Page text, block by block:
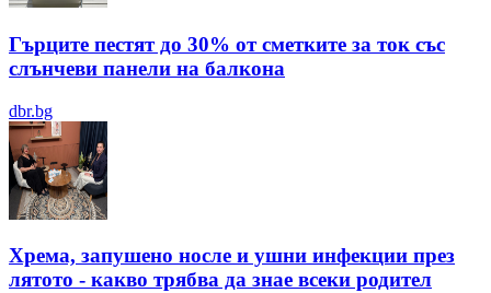
Гърците пестят до 30% от сметките за ток със
слънчеви панели на балкона
dbr.bg
Хрема, запушено носле и ушни инфекции през
лятотo - какво трябва да знае всеки родител